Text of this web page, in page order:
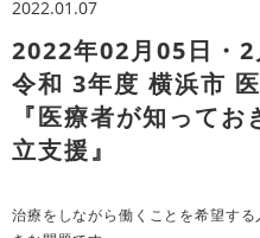
2022.01.07
2022年02月05日・
令和 3年度 横浜市
『医療者が知って
立支援』
治療をしながら働くことを希望す